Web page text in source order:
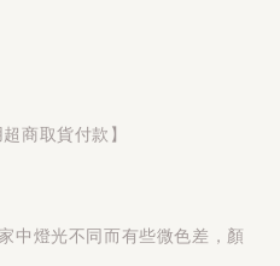
商取貨付款】
中燈光不同而有些微色差，顏